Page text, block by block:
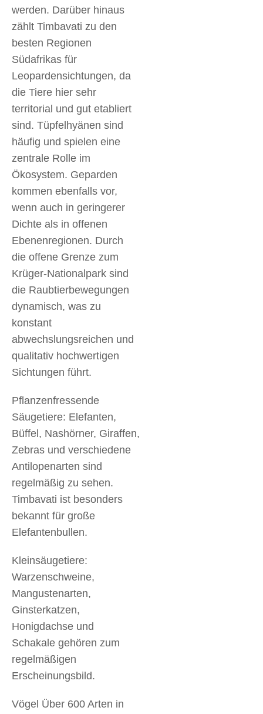
werden. Darüber hinaus
zählt Timbavati zu den
besten Regionen
Südafrikas für
Leopardensichtungen, da
die Tiere hier sehr
territorial und gut etabliert
sind. Tüpfelhyänen sind
häufig und spielen eine
zentrale Rolle im
Ökosystem. Geparden
kommen ebenfalls vor,
wenn auch in geringerer
Dichte als in offenen
Ebenenregionen. Durch
die offene Grenze zum
Krüger-Nationalpark sind
die Raubtierbewegungen
dynamisch, was zu
konstant
abwechslungsreichen und
qualitativ hochwertigen
Sichtungen führt.
Pflanzenfressende
Säugetiere: Elefanten,
Büffel, Nashörner, Giraffen,
Zebras und verschiedene
Antilopenarten sind
regelmäßig zu sehen.
Timbavati ist besonders
bekannt für große
Elefantenbullen.
Kleinsäugetiere:
Warzenschweine,
Mangustenarten,
Ginsterkatzen,
Honigdachse und
Schakale gehören zum
regelmäßigen
Erscheinungsbild.
Vögel Über 600 Arten in